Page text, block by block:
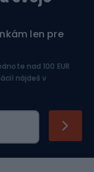
len pre
nad 100 EUR
nájdeš v